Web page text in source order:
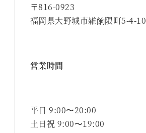
〒816-0923
福岡県大野城市雑餉隈町5-4-10
営業時間
平日 9:00〜20:00
土日祝 9:00〜19:00